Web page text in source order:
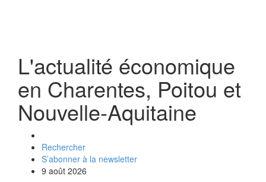
L'actualité économique
en Charentes, Poitou et
Nouvelle-Aquitaine
Rechercher
S’abonner à la newsletter
9 août 2026